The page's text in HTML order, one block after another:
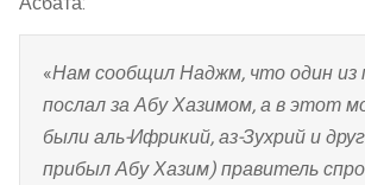
«Нам сообщил Наджм, что один из
послал за Абу Хазимом, а в этот
были аль-Ифрикий, аз-Зухрий и
прибыл Абу Хазим) правитель